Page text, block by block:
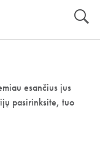
esančius jus
pasirinksite, tuo